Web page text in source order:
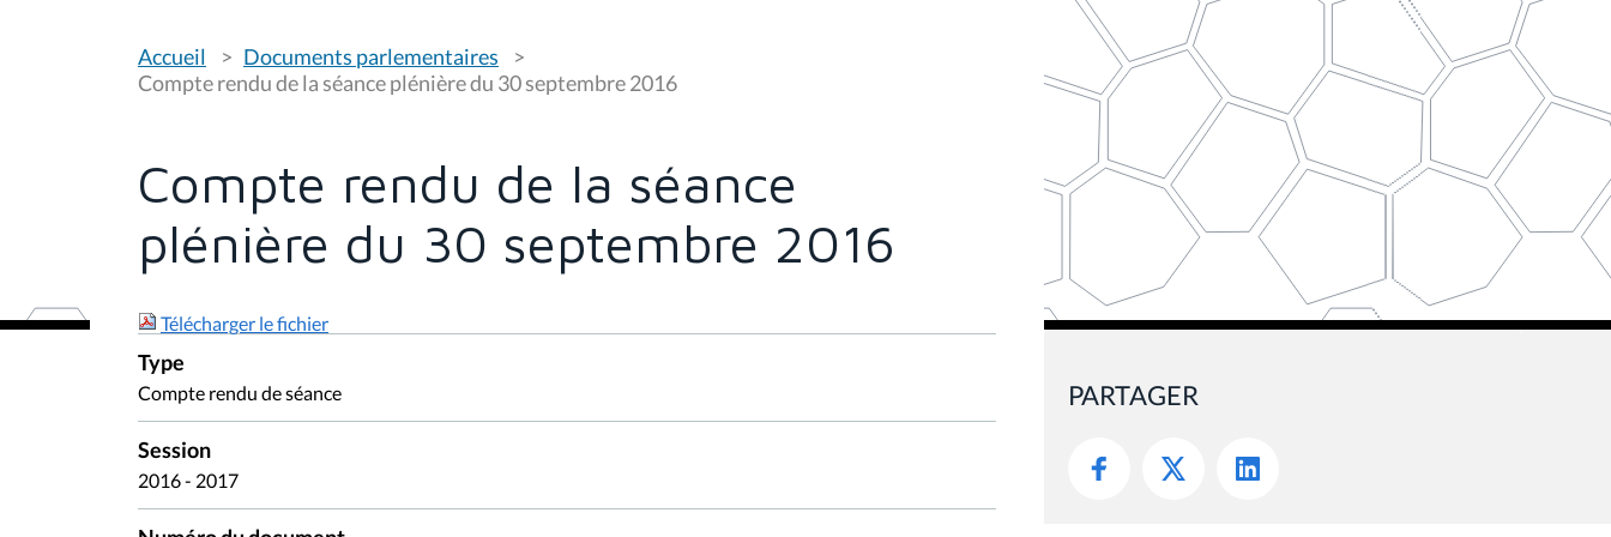
o
u
s
i
:
Accueil
Documents parlementaires
Compte rendu de la séance plénière du 30 septembre 2016
Compte rendu de la séance
plénière du 30 septembre 2016
Télécharger le fichier
Type
Compte rendu de séance
Session
2016 - 2017
PARTAGER